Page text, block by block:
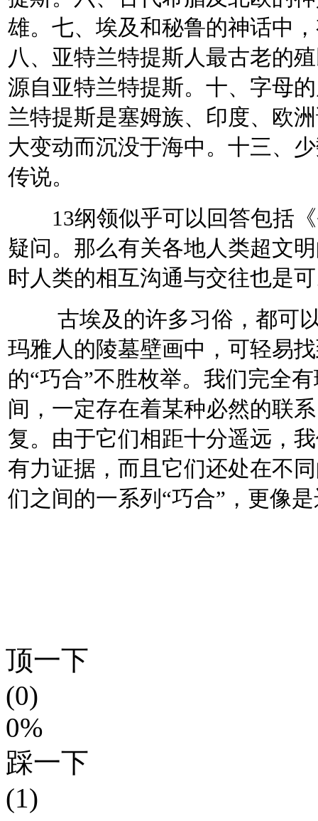
雄。七、埃及和秘鲁的神话中
八、亚特兰特提斯人最古老的
源自亚特兰特提斯。十、字母
兰特提斯是塞姆族、印度、欧
大变动而沉没于海中。十三、
传说。
13纲领似乎可以回答包括《
疑问。那么有关各地人类超文
时人类的相互沟通与交往也是
古埃及的许多习俗，都可以
玛雅人的陵墓壁画中，可轻易
的“巧合”不胜枚举。我们完全
间，一定存在着某种必然的联
复。由于它们相距十分遥远，
有力证据，而且它们还处在不
们之间的一系列“巧合”，更像
顶一下
(0)
0%
踩一下
(1)